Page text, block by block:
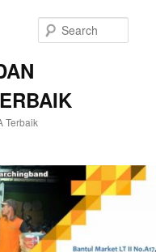
Terbaik